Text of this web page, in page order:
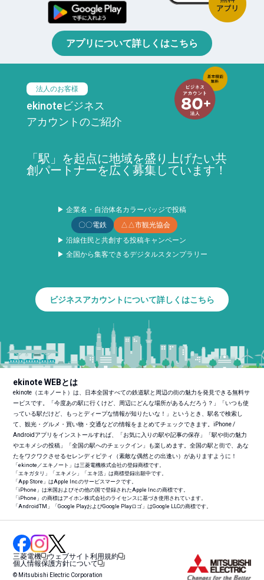
アプリについて詳しくはこちら
法人のお客様
ekinoteビジネス
アカウントのご紹介
「駅」を起点に地域を盛り上げたい共
創パートナーを広く募集しています！
▶ 企業名・自治体名カラーバッジで投稿
〇〇電鉄
△△市観光協会
▶ 沿線住民と共創する投稿キャンペーン
▶ 全国から集客できるデジタルスタンプラリー
ビジネスアカウントについて詳しくはこちら
ekinote WEBとは
ekinote（エキノート）は、日本全国すべての鉄道駅と周辺の街の魅力を発見できる無料サ
ービスです。「今度あの駅に行くけど、周辺にどんな場所があるんだろう？」「いつも使
っている駅だけど、もっとディープな情報が知りたいな！」というとき、駅名で検索し
て、観光・グルメ・買い物・交通などの情報をまとめてチェックできます。iPhone /
Androidアプリをインストールすれば、「お気に入りの駅や記事の保存」「駅や街の魅力
やエキメシの投稿」「全国の駅へのチェックイン」も楽しめます。全国の駅と街で、あな
たをワクワクさせるセレンディピティ（素敵な偶然との出逢い）がありますように！
「ekinote／エキノート」は三菱電機株式会社の登録商標です。
「エキガタリ」「エキメシ」「エキ活」は商標登録出願中です。
「App Store」はApple Inc.のサービスマークです。
「iPhone」は米国およびその他の国で登録されたApple Inc.の商標です。
「iPhone」の商標はアイホン株式会社のライセンスに基づき使用されています。
「AndroidTM 」「Google PlayおよびGoogle Playロゴ」はGoogle LLCの商標です。
三菱電機
ウェブサイト利用規約
個人情報保護方針について
© Mitsubishi Electric Corporation